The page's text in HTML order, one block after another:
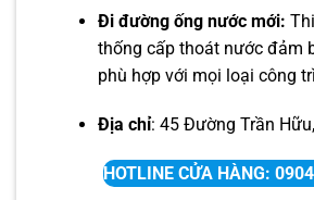
Đi đường ống nước mới:
thống cấp thoát nước đảm
phù hợp với mọi loại công
Địa chỉ: 45 Đường Trần
HOTLINE CỬA HÀNG: